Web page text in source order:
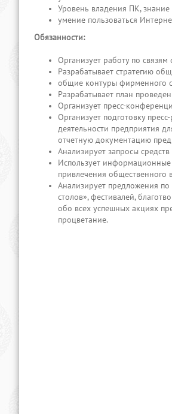
Уровень владения ПК,
умение пользоваться
Обязанности:
Организует работу по
Разрабатывает стратегию
общие контуры фирменного
Разрабатывает план
Организует пресс-
Организует подготовку
деятельности предприятия
отчетную документацию
Анализирует запросы
Использует информационные
привлечения общественного
Анализирует предложения
столов», фестивалей,
обо всех успешных акциях
процветание.